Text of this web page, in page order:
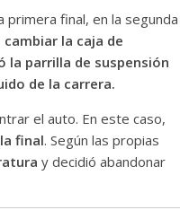
final, en la segunda
la caja de
la parrilla de suspensión
de la carrera.
el auto. En este caso,
final. Según las propias
y decidió abandonar